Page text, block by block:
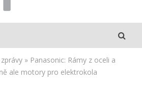
» Panasonic: Rámy z oceli a
ale motory pro elektrokola